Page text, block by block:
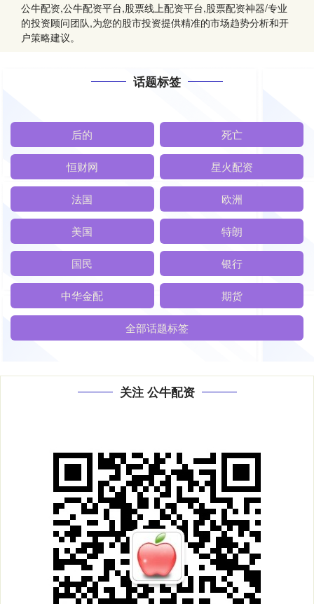
公牛配资,公牛配资平台,股票线上配资平台,股票配资神器/专业
的投资顾问团队,为您的股市投资提供精准的市场趋势分析和开
户策略建议。
话题标签
后的 死亡
恒财网 星火配资
法国 欧洲
美国 特朗
国民 银行
中华金配 期货
全部话题标签
关注 公牛配资